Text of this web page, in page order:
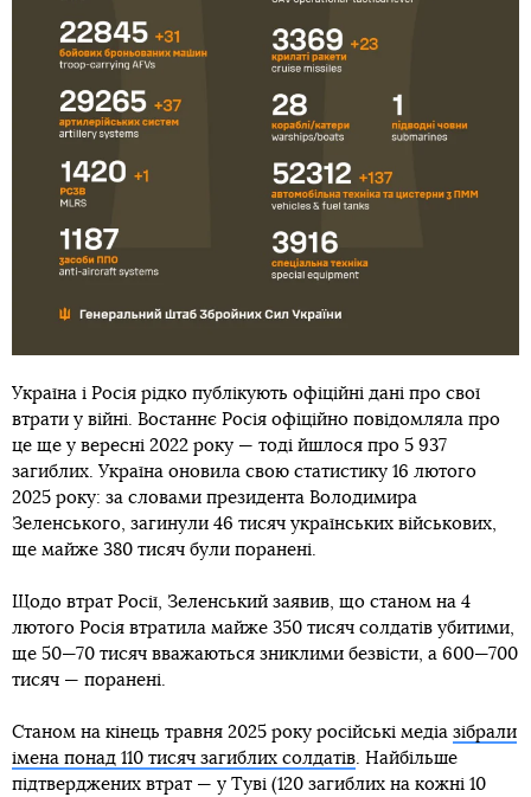
Україна і Росія рідко публікують офіційні дані про свої
втрати у війні. Востаннє Росія офіційно повідомляла про
це ще у вересні 2022 року — тоді йшлося про 5 937
загиблих. Україна оновила свою статистику 16 лютого
2025 року: за словами президента Володимира
Зеленського, загинули 46 тисяч українських військових,
ще майже 380 тисяч були поранені.
Щодо втрат Росії, Зеленський заявив, що станом на 4
лютого Росія втратила майже 350 тисяч солдатів убитими,
ще 50—70 тисяч вважаються зниклими безвісти, а 600—700
тисяч — поранені.
Станом на кінець травня 2025 року російські медіа зібрали
імена понад 110 тисяч загиблих солдатів. Найбільше
підтверджених втрат — у Туві (120 загиблих на кожні 10